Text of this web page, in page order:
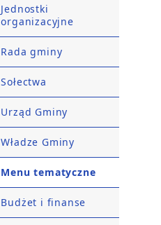
Jednostki
organizacyjne
Rada gminy
Sołectwa
Urząd Gminy
Władze Gminy
Menu tematyczne
Budżet i finanse